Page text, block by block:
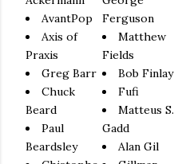
AvantPop
Axis of
Praxis
Greg Barr
Chuck
Beard
Paul
Beardsley
Ferguson
Matthew
Fields
Bob Finlay
Fufi
Matteus S.
Gadd
Alan Gil